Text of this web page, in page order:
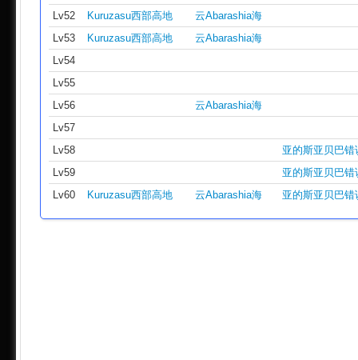
Lv52
Kuruzasu西部高地
云Abarashia海
Lv53
Kuruzasu西部高地
云Abarashia海
Lv54
Lv55
Lv56
云Abarashia海
Lv57
Lv58
亚的斯亚贝巴错
Lv59
亚的斯亚贝巴错
Lv60
Kuruzasu西部高地 云Abarashia海 亚的斯亚贝巴错